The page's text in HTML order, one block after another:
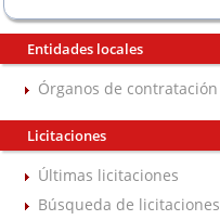
Entidades locales
Órganos de contratación
Licitaciones
Últimas licitaciones
Búsqueda de licitaciones